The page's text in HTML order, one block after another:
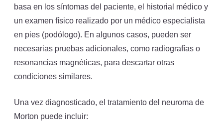
basa en los síntomas del paciente, el historial médico y
un examen físico realizado por un médico especialista
en pies (podólogo). En algunos casos, pueden ser
necesarias pruebas adicionales, como radiografías o
resonancias magnéticas, para descartar otras
condiciones similares.
Una vez diagnosticado, el tratamiento del neuroma de
Morton puede incluir: